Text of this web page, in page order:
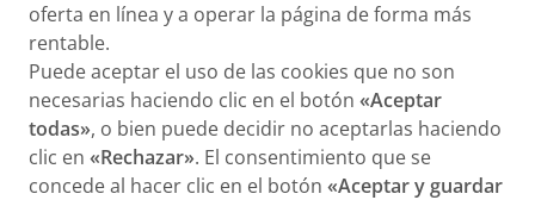
oferta en línea y a operar la página de forma más
rentable.
Puede aceptar el uso de las cookies que no son
necesarias haciendo clic en el botón «Aceptar
todas», o bien puede decidir no aceptarlas haciendo
clic en «Rechazar». El consentimiento que se
concede al hacer clic en el botón «Aceptar y guardar
MucoClear®3% Solución hipertónica para inhalación
Solución salina hipertónica al 3%.